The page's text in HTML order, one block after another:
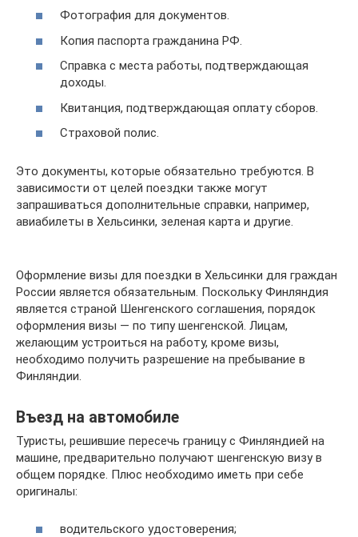
Фотография для документов.
Копия паспорта гражданина РФ.
Справка с места работы, подтверждающая
доходы.
Квитанция, подтверждающая оплату сборов.
Страховой полис.
Это документы, которые обязательно требуются. В
зависимости от целей поездки также могут
запрашиваться дополнительные справки, например,
авиабилеты в Хельсинки, зеленая карта и другие.
Оформление визы для поездки в Хельсинки для граждан
России является обязательным. Поскольку Финляндия
является страной Шенгенского соглашения, порядок
оформления визы — по типу шенгенской. Лицам,
желающим устроиться на работу, кроме визы,
необходимо получить разрешение на пребывание в
Финляндии.
Въезд на автомобиле
Туристы, решившие пересечь границу с Финляндией на
машине, предварительно получают шенгенскую визу в
общем порядке. Плюс необходимо иметь при себе
оригиналы:
водительского удостоверения;